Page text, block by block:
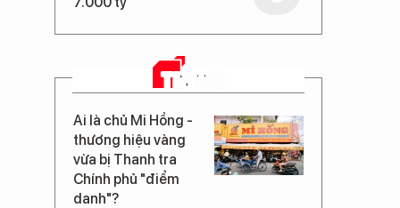
TIN MỚI
Ai là chủ Mi Hồng -
thương hiệu vàng
vừa bị Thanh tra
Chính phủ "điểm
danh"?